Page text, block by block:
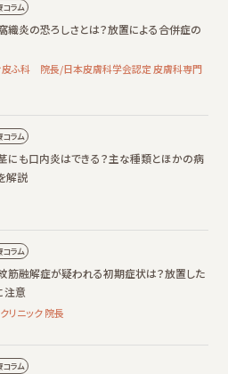
ラム
織炎の恐ろしさとは？放置による合併症の
ふ科 院長/日本皮膚科学会認定 皮膚科専門
ラム
茎にも口内炎はできる？主な種類とほかの病
解説
ラム
紋筋融解症が疑われる初期症状は？放置した
注意
リニック 院長
ラム